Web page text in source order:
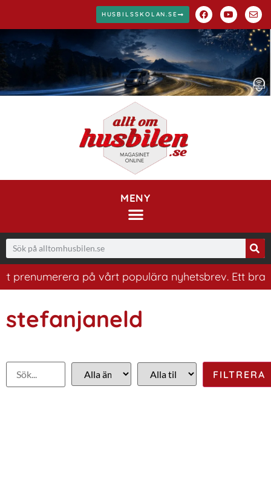
HUSBILSSKOLAN.SE
MENY
på vårt populära nyhetsbrev. Ett bra sätt
stefanjaneld